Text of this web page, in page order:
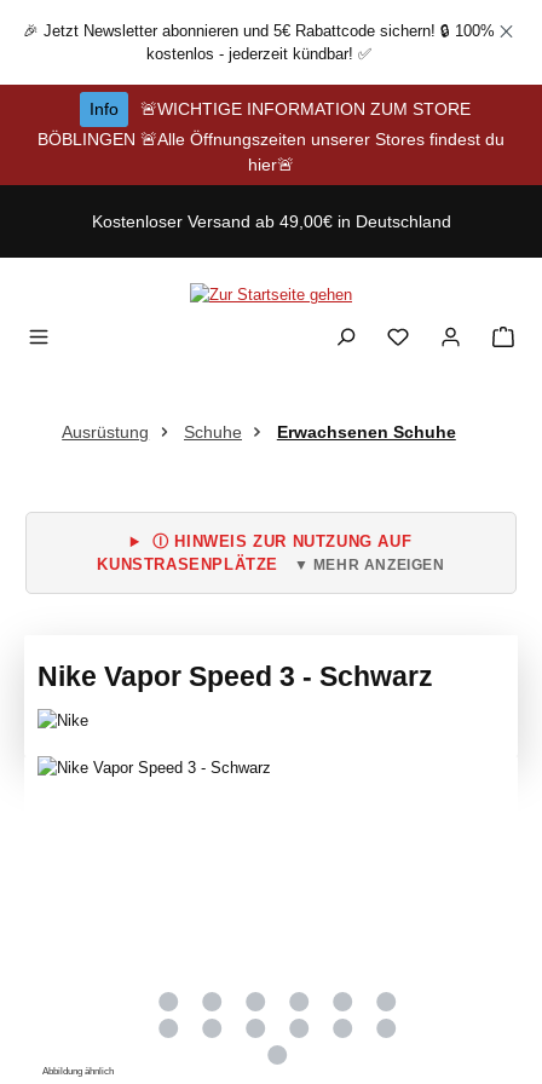
Zum Hauptinhalt springen
🎉 Jetzt Newsletter abonnieren und 5€ Rabattcode sichern! 🔒 100%
kostenlos - jederzeit kündbar! ✅
Info
🚨WICHTIGE INFORMATION ZUM STORE
BÖBLINGEN 🚨Alle Öffnungszeiten unserer Stores findest du
hier🚨
Kostenloser Versand ab 49,00€ in Deutschland
Ausrüstung Schuhe Erwachsenen Schuhe
Ⓘ HINWEIS ZUR NUTZUNG AUF
KUNSTRASENPLÄTZE
▼ MEHR ANZEIGEN
Nike Vapor Speed 3 - Schwarz
Bildergalerie überspringen
Abbildung ähnlich